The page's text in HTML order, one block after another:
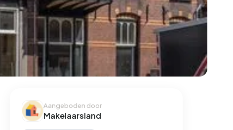
49
Aangeboden door
Makelaarsland